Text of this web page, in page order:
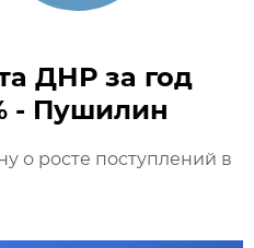
ДНР за год
- Пушилин
о росте поступлений в